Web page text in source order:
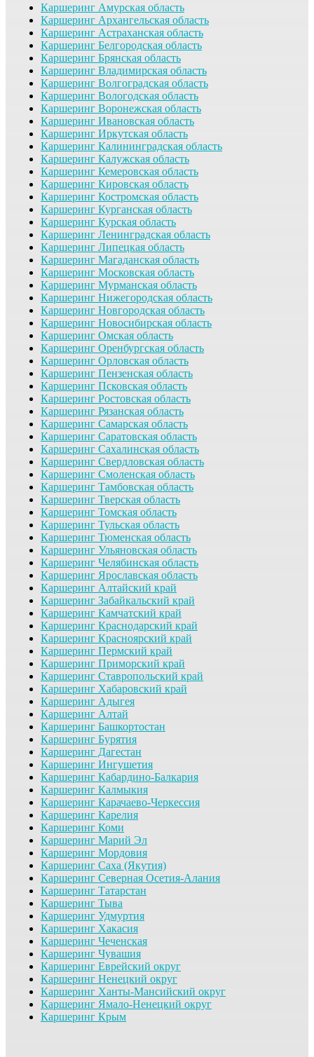
Каршеринг Амурская область
Каршеринг Архангельская область
Каршеринг Астраханская область
Каршеринг Белгородская область
Каршеринг Брянская область
Каршеринг Владимирская область
Каршеринг Волгоградская область
Каршеринг Вологодская область
Каршеринг Воронежская область
Каршеринг Ивановская область
Каршеринг Иркутская область
Каршеринг Калининградская область
Каршеринг Калужская область
Каршеринг Кемеровская область
Каршеринг Кировская область
Каршеринг Костромская область
Каршеринг Курганская область
Каршеринг Курская область
Каршеринг Ленинградская область
Каршеринг Липецкая область
Каршеринг Магаданская область
Каршеринг Московская область
Каршеринг Мурманская область
Каршеринг Нижегородская область
Каршеринг Новгородская область
Каршеринг Новосибирская область
Каршеринг Омская область
Каршеринг Оренбургская область
Каршеринг Орловская область
Каршеринг Пензенская область
Каршеринг Псковская область
Каршеринг Ростовская область
Каршеринг Рязанская область
Каршеринг Самарская область
Каршеринг Саратовская область
Каршеринг Сахалинская область
Каршеринг Свердловская область
Каршеринг Смоленская область
Каршеринг Тамбовская область
Каршеринг Тверская область
Каршеринг Томская область
Каршеринг Тульская область
Каршеринг Тюменская область
Каршеринг Ульяновская область
Каршеринг Челябинская область
Каршеринг Ярославская область
Каршеринг Алтайский край
Каршеринг Забайкальский край
Каршеринг Камчатский край
Каршеринг Краснодарский край
Каршеринг Красноярский край
Каршеринг Пермский край
Каршеринг Приморский край
Каршеринг Ставропольский край
Каршеринг Хабаровский край
Каршеринг Адыгея
Каршеринг Алтай
Каршеринг Башкортостан
Каршеринг Бурятия
Каршеринг Дагестан
Каршеринг Ингушетия
Каршеринг Кабардино-Балкария
Каршеринг Калмыкия
Каршеринг Карачаево-Черкессия
Каршеринг Карелия
Каршеринг Коми
Каршеринг Марий Эл
Каршеринг Мордовия
Каршеринг Саха (Якутия)
Каршеринг Северная Осетия-Алания
Каршеринг Татарстан
Каршеринг Тыва
Каршеринг Удмуртия
Каршеринг Хакасия
Каршеринг Чеченская
Каршеринг Чувашия
Каршеринг Еврейский округ
Каршеринг Ненецкий округ
Каршеринг Ханты-Мансийский округ
Каршеринг Ямало-Ненецкий округ
Каршеринг Крым